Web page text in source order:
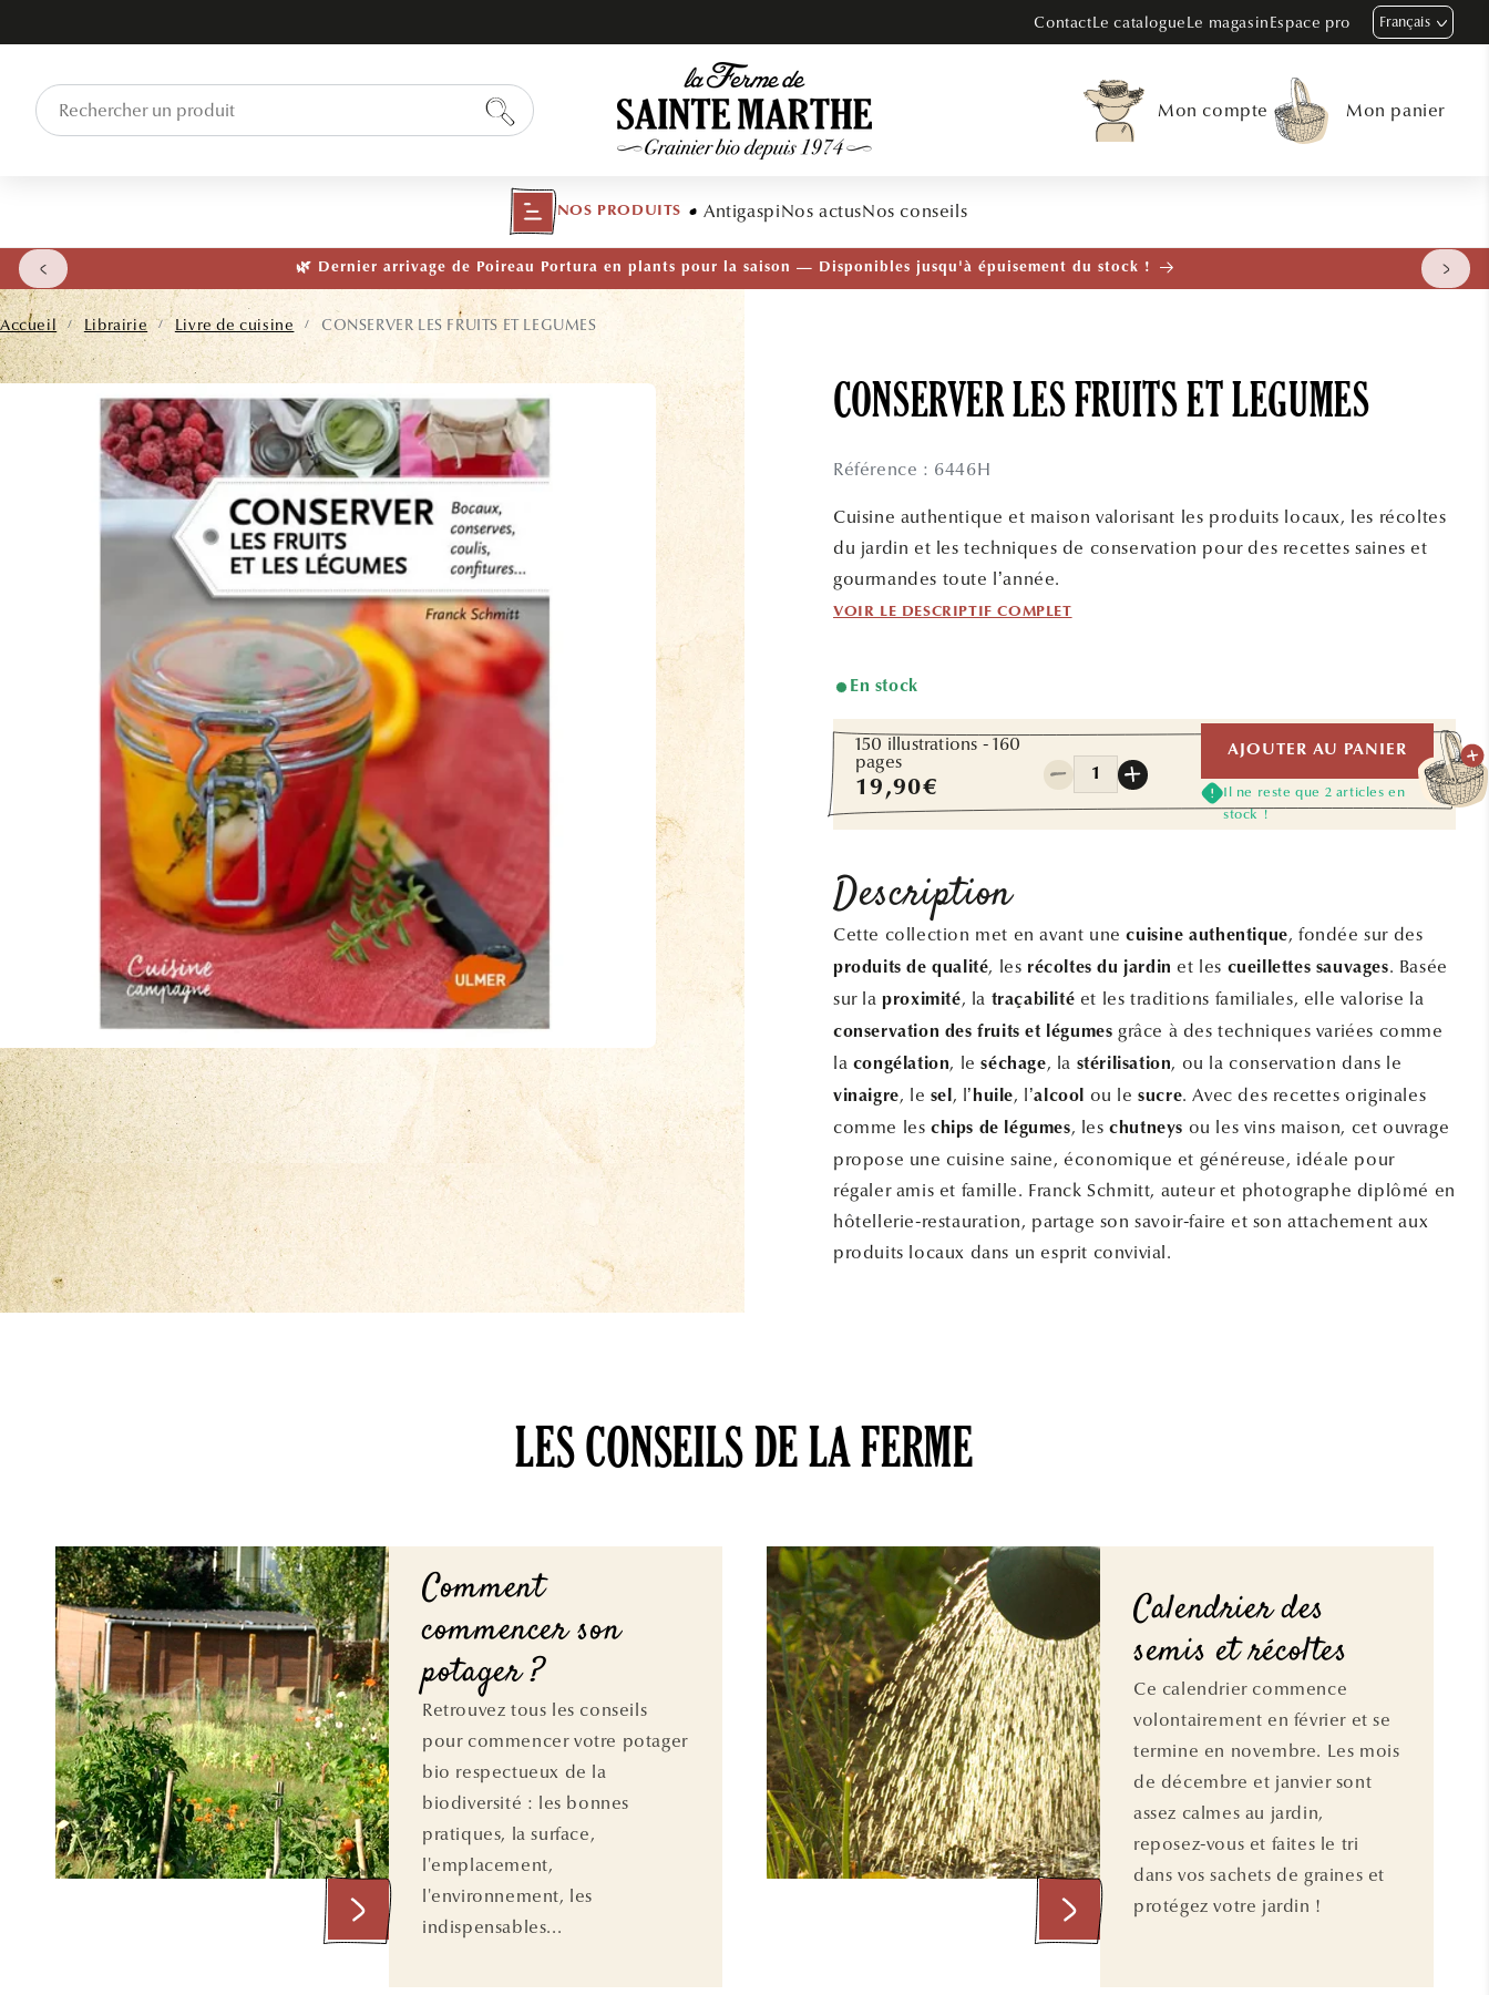
ContactLe catalogueLe magasinEspace pro Français
Mon compte Mon panier
NOS PRODUITS AntigaspiNos actusNos conseils
🌱 NOUVEAUTÉ — Ail Rocambole AB · Lot de 10 bulbilles · En stock maintenant
Accueil / Librairie / Livre de cuisine / CONSERVER LES FRUITS ET LEGUMES
AUX
CONSERVER LES FRUITS ET LEGUMES
Référence : 6446H
Cuisine authentique et maison valorisant les produits locaux, les récoltes
du jardin et les techniques de conservation pour des recettes saines et
gourmandes toute l’année.
VOIR LE DESCRIPTIF COMPLET
En stock
150 illustrations - 160
pages
Prix
habituel
19,90€
Quantité
Réduire
la
quantité
ET
LEGUMES
Augmenter
la
quantité
FRUITS
ET
LEGUMES
AJOUTER AU PANIER
Il ne reste que 2 articles en
stock !
Description
Cette collection met en avant unecuisine authentique, fondée sur des
produits de qualité, les récoltes du jardin et les cueillettes sauvages. Basée
sur laproximité, la traçabilité et les traditions familiales, elle valorise la
conservation des fruits et légumes grâce à des techniques variées comme
la congélation, leséchage, la stérilisation, ou la conservation dans le
vinaigre, le sel, l’huile, l’alcool ou lesucre. Avec des recettes originales
comme les chips de légumes, leschutneys ou les vins maison, cet ouvrage
propose une cuisine saine, économique et généreuse, idéale pour
régaler amis et famille. Franck Schmitt, auteur et photographe diplômé en
hôtellerie-restauration, partage son savoir-faire et son attachement aux
produits locaux dans un esprit convivial.
LES CONSEILS DE LA FERME
Comment
commencer son
potager ?
Retrouvez tous les conseils
pour commencer votre potager
bio respectueux de la
biodiversité : les bonnes
pratiques, la surface,
l'emplacement,
l'environnement, les
indispensables...
Calendrier des
semis et récoltes
Ce calendrier commence
volontairement en février et se
termine en novembre. Les mois
de décembre et janvier sont
assez calmes au jardin,
reposez-vous et faites le tri
dans vos sachets de graines et
protégez votre jardin !